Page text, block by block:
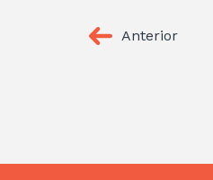
Anterior